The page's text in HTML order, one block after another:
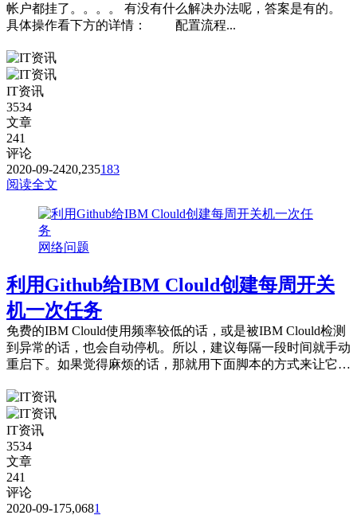
帐户都挂了。。。。 有没有什么解决办法呢，答案是有的。
具体操作看下方的详情： 配置流程...
IT资讯
3534
文章
241
评论
2020-09-2420,235183
阅读全文
网络问题
利用Github给IBM Clould创建每周开关
机一次任务
免费的IBM Clould使用频率较低的话，或是被IBM Clould检测
到异常的话，也会自动停机。所以，建议每隔一段时间就手动
重启下。如果觉得麻烦的话，那就用下面脚本的方式来让它每
IT资讯
3534
文章
241
评论
2020-09-175,0681